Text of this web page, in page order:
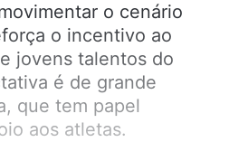
o cenário
o incentivo ao
jovens talentos do
é de grande
que tem papel
aos atletas.